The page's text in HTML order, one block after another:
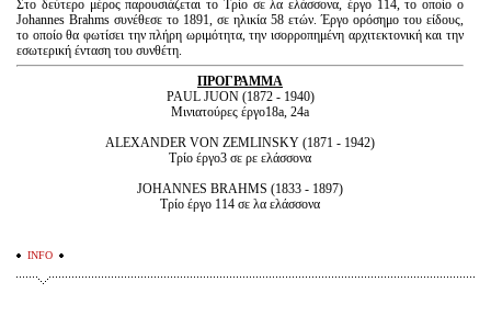
Στο δεύτερο μέρος παρουσιάζεται το Τρίο σε λα ελάσσονα, έργο 114, το οποίο ο
Johannes Brahms συνέθεσε το 1891, σε ηλικία 58 ετών. Έργο ορόσημο του είδους,
το οποίο θα φωτίσει την πλήρη ωριμότητα, την ισορροπημένη αρχιτεκτονική και την
εσωτερική ένταση του συνθέτη.
ΠΡΟΓΡΑΜΜΑ
PAUL JUON (1872 - 1940)
Μινιατούρες έργο18a, 24a
ALEXANDER VON ZEMLINSKY (1871 - 1942)
Τρίο έργο3 σε ρε ελάσσονα
JOHANNES BRAHMS (1833 - 1897)
Tρίο έργο 114 σε λα ελάσσονα
INFO